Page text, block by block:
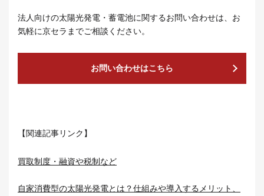
法人向けの太陽光発電・蓄電池に関するお問い合わせは、お
気軽に京セラまでご相談ください。
お問い合わせはこちら
【関連記事リンク】
買取制度・融資や税制など
自家消費型の太陽光発電とは？仕組みや導入するメリット、